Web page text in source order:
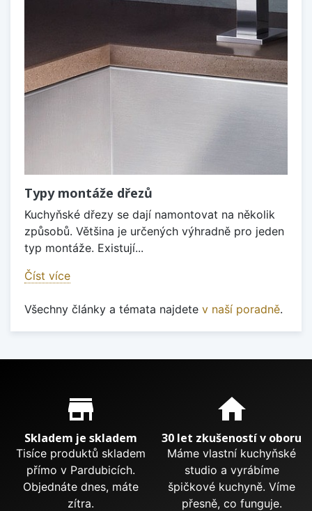
Typy montáže dřezů
Kuchyňské dřezy se dají namontovat na několik
způsobů. Většina je určených výhradně pro jeden
typ montáže. Existují...
Číst více
Všechny články a témata najdete v naší poradně.
Proč nakupovat u nás?
store_mall_directory
Skladem je skladem
Tisíce produktů skladem
přímo v Pardubicích.
Objednáte dnes, máte
zítra.
home
30 let zkušeností v oboru
Máme vlastní kuchyňské
studio a vyrábíme
špičkové kuchyně. Víme
přesně, co funguje.